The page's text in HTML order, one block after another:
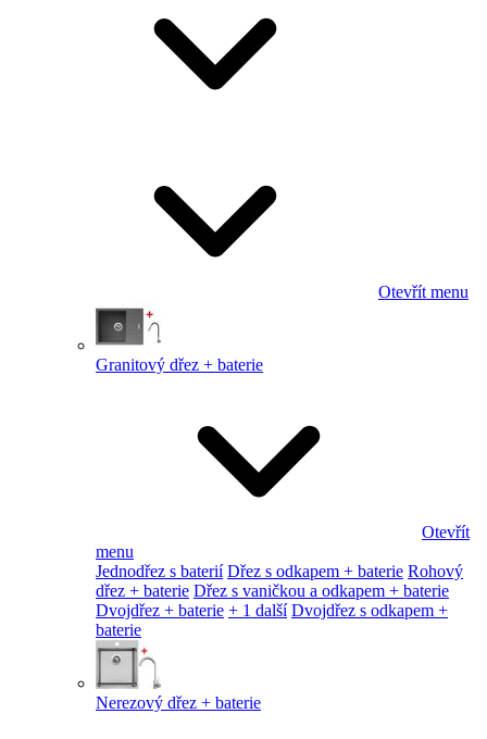
Otevřít menu
Granitový dřez + baterie
Otevřít
menu
Jednodřez s baterií Dřez s odkapem + baterie Rohový
dřez + baterie Dřez s vaničkou a odkapem + baterie
Dvojdřez + baterie + 1 další Dvojdřez s odkapem +
baterie
Nerezový dřez + baterie